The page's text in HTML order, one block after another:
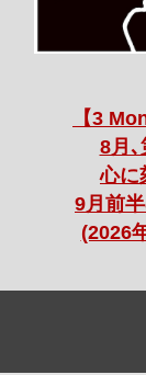
【3
8月､
心に
9月前
(2026